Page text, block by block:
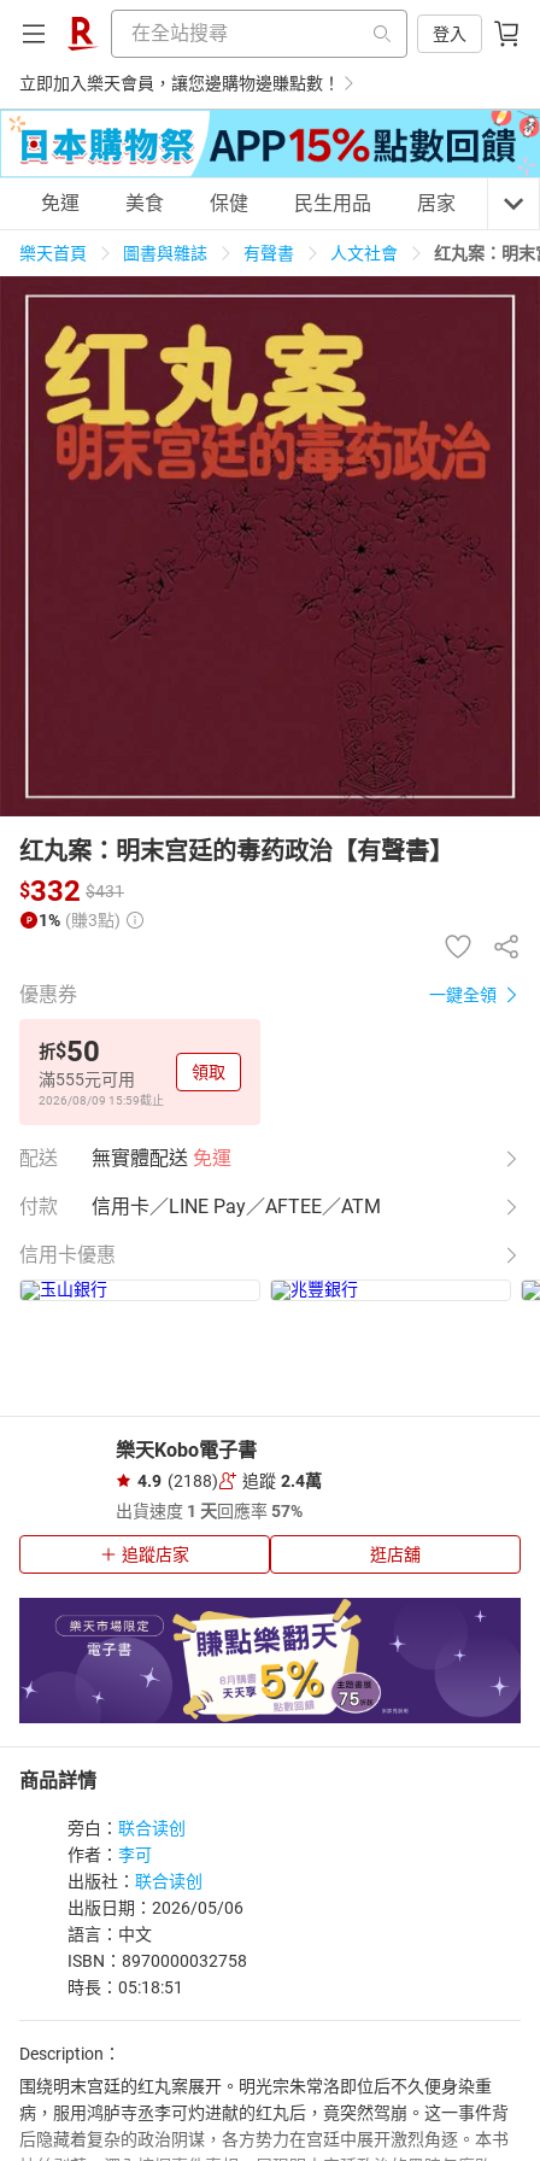
登入
立即加入樂天會員，讓您邊購物邊賺點數！
購物網分類
天天免運 美食蛋糕 養生保健
居家生活 3C家電 運動休閒 親子玩具
男裝 化妝保養 情趣用品
免運 美食 保健 民生用品 居家 3C
樂天首頁 圖書與雜誌 有聲書 人文社會 红丸案：明
红丸案：明末宫廷的毒药政治【有聲書】
$332 $431
1% (賺3點)
優惠券 一鍵全領
折$50
滿555元可用
2026/08/09 15:59截止
領取
配送 無實體配送 免運
付款 信用卡／LINE Pay／AFTEE／ATM
信用卡優惠
樂天Kobo電子書
4.9 (2188) 追蹤 2.4萬
出貨速度 1 天回應率57%
追蹤店家 逛店舖
商品詳情
旁白： 联合读创
作者： 李可
出版社： 联合读创
出版日期：2026/05/06
語言：中文
ISBN：8970000032758
時長：05:18:51
Description：
围绕明末宫廷的红丸案展开。明光宗朱常洛即位后不久便身染重
病，服用鸿胪寺丞李可灼进献的红丸后，竟突然驾崩。这一事件背
后隐藏着复杂的政治阴谋，各方势力在宫廷中展开激烈角逐。本书